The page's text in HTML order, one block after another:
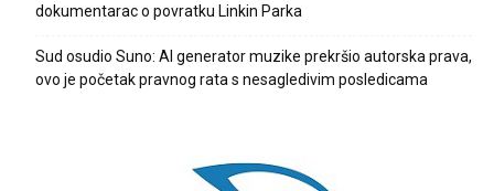
dokumentarac o povratku Linkin Parka
Sud osudio Suno: AI generator muzike prekršio autorska prava,
ovo je početak pravnog rata s nesagledivim posledicama